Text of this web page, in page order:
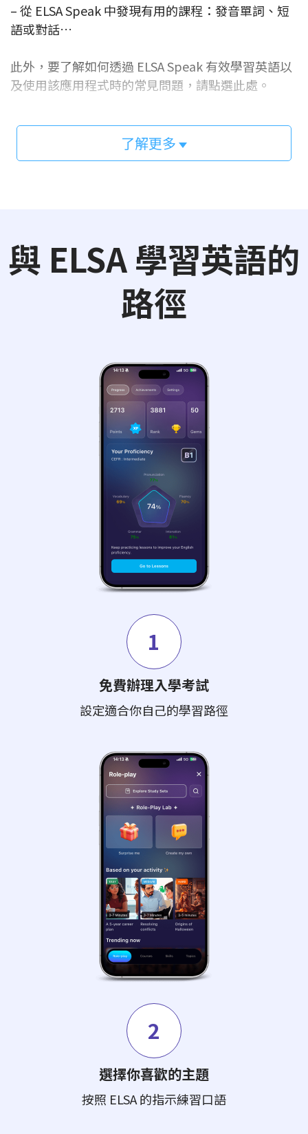
– 從 ELSA Speak 中發現有用的課程：發音單詞、短
語或對話…
此外，要了解如何透過 ELSA Speak 有效學習英語以
及使用該應用程式時的常見問題，請點選此處。
了解更多
與 ELSA 學習英語的
路徑
1
免費辦理入學考試
設定適合你自己的學習路徑
2
選擇你喜歡的主題
按照 ELSA 的指示練習口語